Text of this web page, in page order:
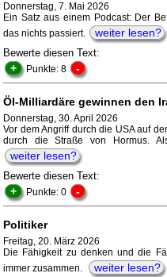
Donnerstag, 7. Mai 2026
Ein Satz aus einem Podcast: Der
das nichts passiert.
weiter lesen?
Bewerte diesen Text:
+ Punkte: 8 -
Öl-Milliardäre gewinnen den
Donnerstag, 30. April 2026
Vor dem Angriff durch die USA auf
durch die Straße von Hormus.
weiter lesen?
Bewerte diesen Text:
+ Punkte: 0 -
Politiker
Freitag, 20. März 2026
Die Fähigkeit zu denken und die
immer zusammen.
weiter lesen?